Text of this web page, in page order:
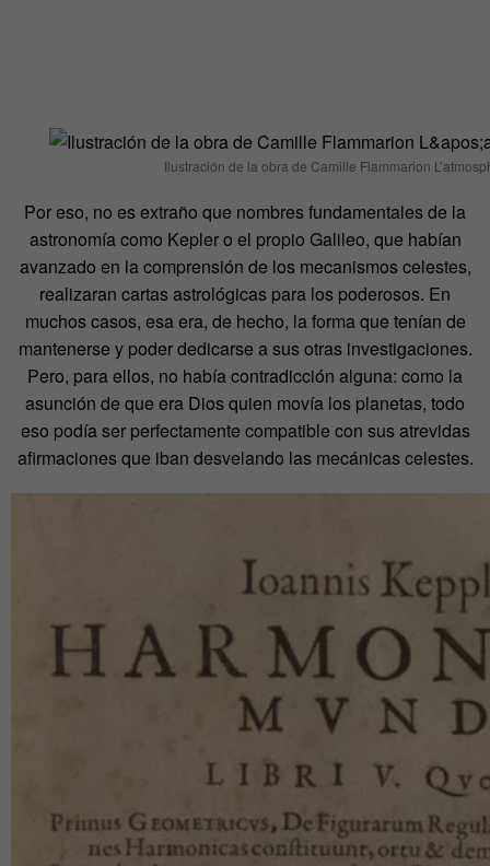
Ilustración de la obra de Camille Flammarion
Por eso, no es extraño que nombres fundamentales de la
astronomía como Kepler o el propio Galileo, que habían
avanzado en la comprensión de los mecanismos celestes,
realizaran cartas astrológicas para los poderosos. En
muchos casos, esa era, de hecho, la forma que tenían de
mantenerse y poder dedicarse a sus otras investigaciones.
Pero, para ellos, no había contradicción alguna: como la
asunción de que era Dios quien movía los planetas, todo
eso podía ser perfectamente compatible con sus atrevidas
afirmaciones que iban desvelando las mecánicas celestes.